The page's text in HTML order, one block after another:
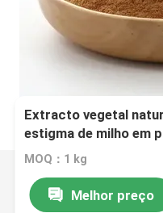
Extracto vegetal
estigma de milho em
de qualidade alimentar
MOQ：1 kg
Melhor preço